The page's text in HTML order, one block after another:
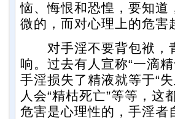
恼、悔恨和恐惶，要知道
微的，而对心理上的危害
对手淫不要背包袱，
响。过去有人宣称“一滴
手淫损失了精液就等于“
人会“精枯死亡”等等，
危害是心理性的，手淫者